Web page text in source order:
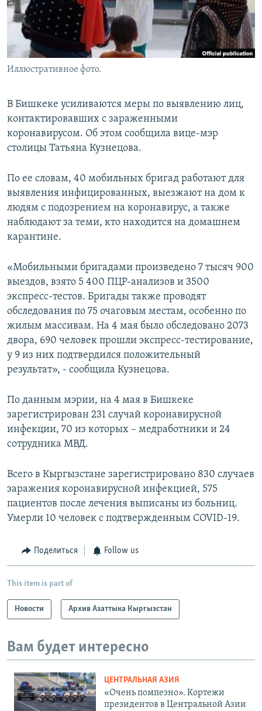
Иллюстративное фото.
В Бишкеке усиливаются меры по выявлению лиц,
контактировавших с зараженными
коронавирусом. Об этом сообщила вице-мэр
столицы Татьяна Кузнецова.
По ее словам, 40 мобильных бригад работают для
выявления инфицированных, выезжают на дом к
людям с подозрением на коронавирус, а также
наблюдают за теми, кто находится на домашнем
карантине.
«Мобильными бригадами произведено 7 тысяч 900
выездов, взято 5 400 ПЦР-анализов и 3500
экспресс-тестов. Бригады также проводят
обследования по 75 очаговым местам, особенно по
жилым массивам. На 4 мая было обследовано 2073
двора, 690 человек прошли экспресс-тестирование,
у 9 из них подтвердился положительный
результат», - сообщила Кузнецова.
По данным мэрии, на 4 мая в Бишкеке
зарегистрирован 231 случай коронавирусной
инфекции, 70 из которых – медработники и 24
сотрудника МВД.
Всего в Кыргызстане зарегистрировано 830 случаев
заражения коронавирусной инфекцией, 575
пациентов после лечения выписаны из больниц.
Умерли 10 человек с подтвержденным COVID-19.
Поделиться Follow us
This item is part of
Новости Архив Азаттыка Кыргызстан
Вам будет интересно
ЦЕНТРАЛЬНАЯ АЗИЯ
«Очень помпезно». Кортежи
президентов в Центральной Азии